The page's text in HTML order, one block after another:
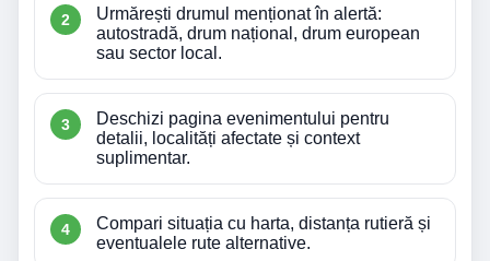
Urmărești drumul menționat în alertă:
autostradă, drum național, drum european
sau sector local.
Deschizi pagina evenimentului pentru
detalii, localități afectate și context
suplimentar.
Compari situația cu harta, distanța rutieră și
eventualele rute alternative.